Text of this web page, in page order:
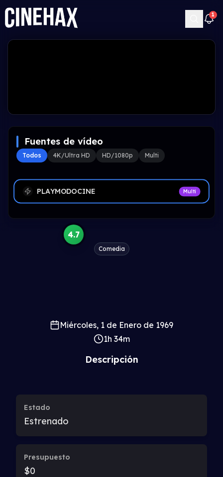
1
Fuentes de vídeo
Todos 4K/Ultra HD HD/1080p Multi
PLAYMODOCINE Multi
4.7
Comedia
Miércoles, 1 de Enero de 1969
1h 34m
Descripción
Estado
Estrenado
Presupuesto
$0